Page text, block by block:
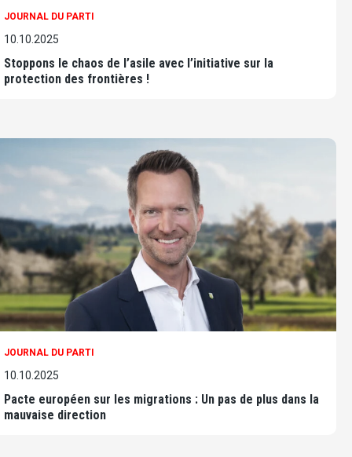
JOURNAL DU PARTI
10.10.2025
Stoppons le chaos de l’asile avec l’initiative sur la
protection des frontières !
JOURNAL DU PARTI
10.10.2025
Pacte européen sur les migrations : Un pas de plus dans la
mauvaise direction